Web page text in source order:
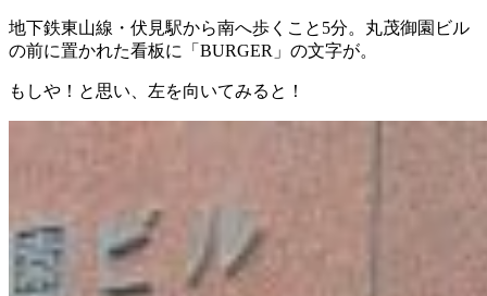
地下鉄東山線・伏見駅から南へ歩くこと5分。丸茂御園ビル
の前に置かれた看板に「BURGER」の文字が。
もしや！と思い、左を向いてみると！